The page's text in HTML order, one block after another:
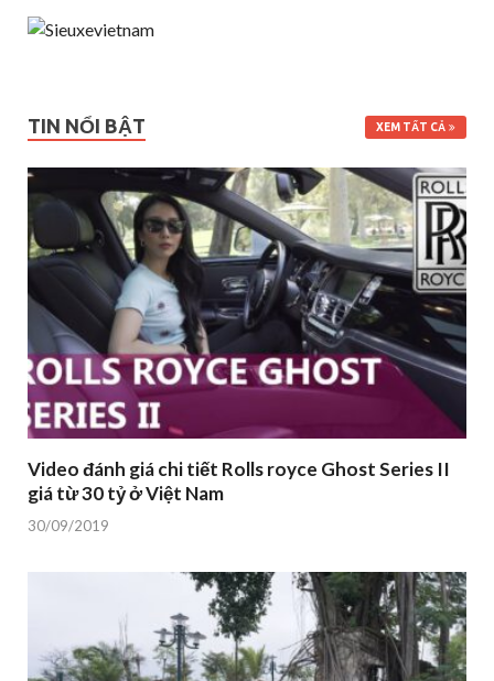
TIN NỔI BẬT XEM TẤT CẢ
Video đánh giá chi tiết Rolls royce Ghost Series II
giá từ 30 tỷ ở Việt Nam
30/09/2019